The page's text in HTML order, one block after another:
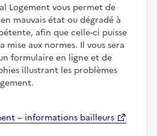
Logement vous permet de
mauvais état ou dégradé à
afin que celle-ci puisse
mise aux normes. Il vous sera
formulaire en ligne et de
illustrant les problèmes
– informations bailleurs